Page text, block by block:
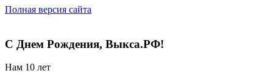
Полная версия сайта
С Днем Рождения, Выкса.РФ!
Нам 10 лет